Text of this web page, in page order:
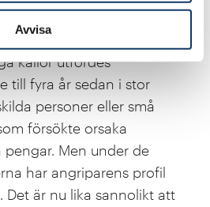
Avvisa
för nationens
källor utfördes
till fyra år sedan i stor
personer eller små
försökte orsaka
Men under de
har angriparens profil
Det är nu lika sannolikt att